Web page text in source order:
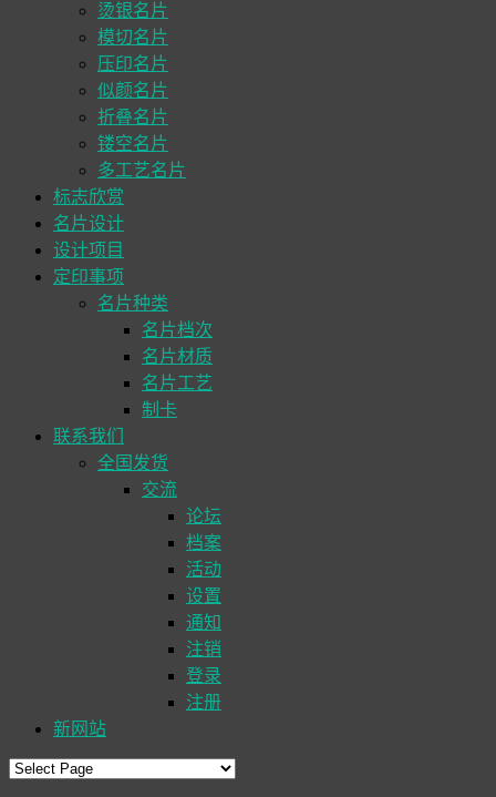
烫银名片
模切名片
压印名片
似颜名片
折叠名片
镂空名片
多工艺名片
标志欣赏
名片设计
设计项目
定印事项
名片种类
名片档次
名片材质
名片工艺
制卡
联系我们
全国发货
交流
论坛
档案
活动
设置
通知
注销
登录
注册
新网站